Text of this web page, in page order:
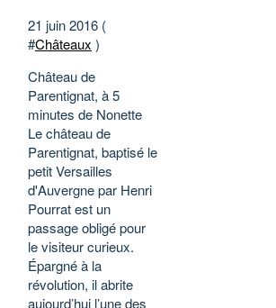
21 juin 2016 (
#Châteaux )
Château de
Parentignat, à 5
minutes de Nonette
Le château de
Parentignat, baptisé le
petit Versailles
d'Auvergne par Henri
Pourrat est un
passage obligé pour
le visiteur curieux.
Épargné à la
révolution, il abrite
aujourd’hui l’une des